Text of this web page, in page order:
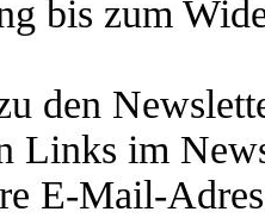
bis zum
den
Links im
E-Mail-